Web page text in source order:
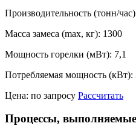
Производительность (тонн/
Масса замеса (max, кг): 1300
Мощность горелки (мВт): 7,1
Потребляемая мощность (кВт):
Цена: по запросу Рассчитать
Процессы,